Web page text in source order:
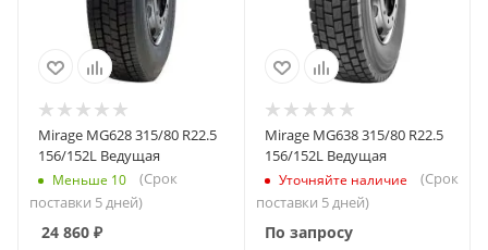
Mirage MG628 315/80 R22.5
156/152L Ведущая
Меньше 10
(Срок
поставки 5 дней)
24 860 ₽
Mirage MG638 315/80 R22.5
156/152L Ведущая
Уточняйте наличие
(Срок
поставки 5 дней)
По запросу